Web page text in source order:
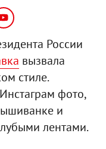
России
вызвала
стиле.
фото,
и
лентами.